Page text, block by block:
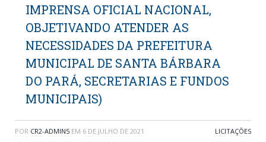
IMPRENSA OFICIAL NACIONAL,
OBJETIVANDO ATENDER AS
NECESSIDADES DA PREFEITURA
MUNICIPAL DE SANTA BÁRBARA
DO PARÁ, SECRETARIAS E FUNDOS
MUNICIPAIS)
POR CR2-ADMIN5 EM 6 DE JULHO DE 2021 LICITAÇÕES